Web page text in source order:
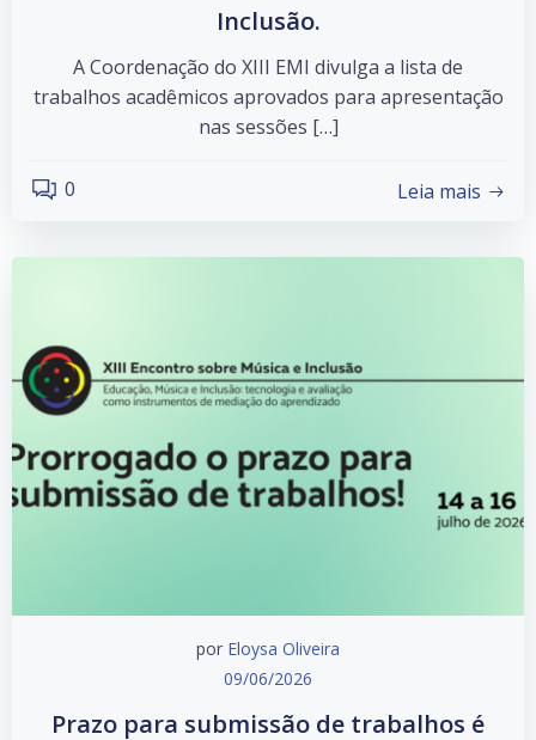
Inclusão.
A Coordenação do XIII EMI divulga a lista de
trabalhos acadêmicos aprovados para apresentação
nas sessões […]
0 Leia mais
por Eloysa Oliveira
09/06/2026
Prazo para submissão de trabalhos é